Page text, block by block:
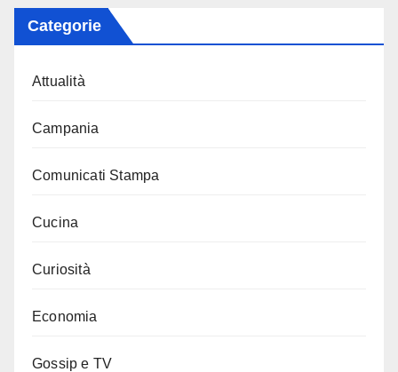
Categorie
Attualità
Campania
Comunicati Stampa
Cucina
Curiosità
Economia
Gossip e TV